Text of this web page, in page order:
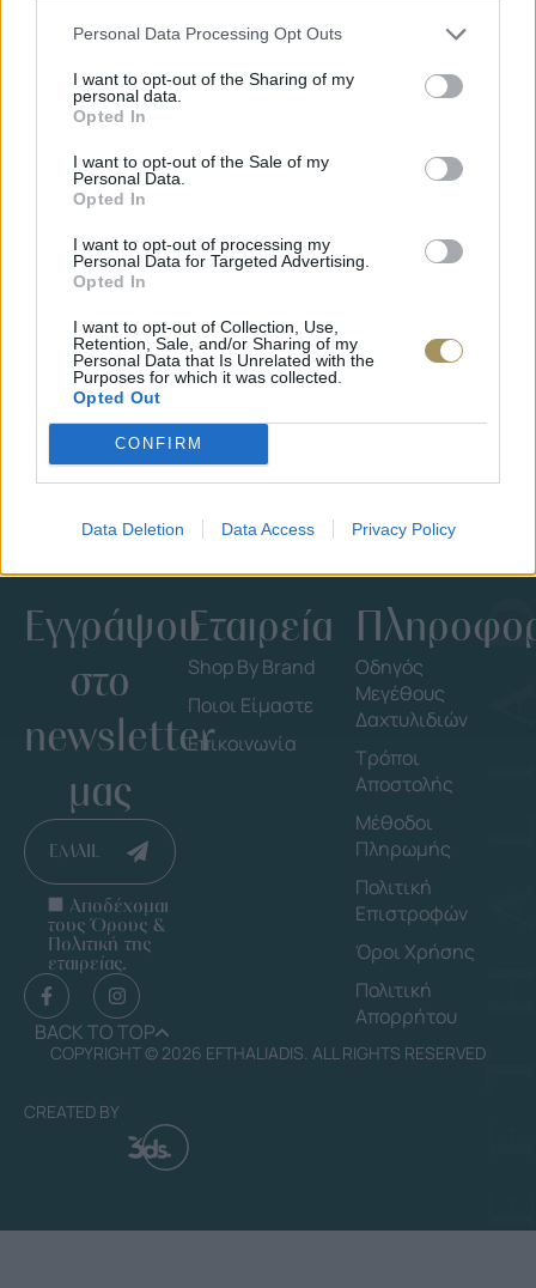
Personal Data Processing Opt Outs
I want to opt-out of the Sharing of my
personal data.
Opted In
I want to opt-out of the Sale of my
Personal Data.
Opted In
I want to opt-out of processing my
Personal Data for Targeted Advertising.
Opted In
I want to opt-out of Collection, Use,
Retention, Sale, and/or Sharing of my
Personal Data that Is Unrelated with the
Purposes for which it was collected.
Opted Out
CONFIRM
Data Deletion Data Access Privacy Policy
ΜΟΝΌΠΕΤΡΟ ΔΑΧΤΥΛΊΔΙ ΜΕ
ΔΙΑΜΆΝΤΙ 0.35CT
€1.737€
Εγγράψου
στο
newsletter
μας
EMAIL
Αποδέχομαι
τους Όρους &
Πολιτική της
εταιρείας.
BACK TO TOP
Εταιρεία
Shop By Brand
Ποιοι Είμαστε
Επικοινωνία
Οδηγός
Μεγέθους
Δαχτυλιδιών
Τρόποι
Αποστολής
Μέθοδοι
Πληρωμής
Πολιτική
Επιστροφών
Όροι Χρήσης
Πολιτική
Απορρήτου
COPYRIGHT © 2026 EFTHALIADIS. ALL RIGHTS RESERVED
CREATED BY